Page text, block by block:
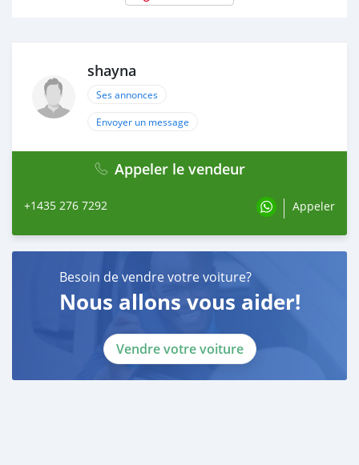
shayna
Ses annonces
Envoyer un message
Appeler le vendeur
+1435 276 7292 Appeler
Besoin de vendre votre voiture?
Nous allons vous aider!
Vendre votre voiture